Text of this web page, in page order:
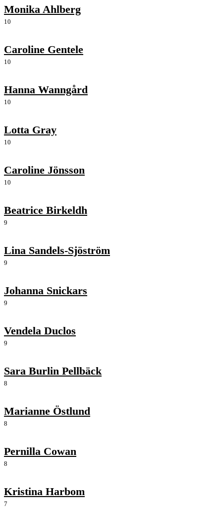
Monika Ahlberg
10
Caroline Gentele
10
Hanna Wanngård
10
Lotta Gray
10
Caroline Jönsson
10
Beatrice Birkeldh
9
Lina Sandels-Sjöström
9
Johanna Snickars
9
Vendela Duclos
9
Sara Burlin Pellbäck
8
Marianne Östlund
8
Pernilla Cowan
8
Kristina Harbom
7